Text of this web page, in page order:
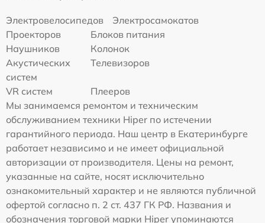
Электровелосипедов
Электросамокатов
Проекторов
Блоков питания
Наушников
Колонок
Акустических
систем
Телевизоров
VR систем
Плееров
Мы занимаемся ремонтом и техническим
обслуживанием техники Hiper по истечении
гарантийного периода. Наш центр в Екатеринбурге
работает независимо и не имеет официальной
авторизации от производителя. Цены на ремонт,
указанные на сайте, носят исключительно
ознакомительный характер и не являются публичной
офертой согласно п. 2 ст. 437 ГК РФ. Названия и
обозначения торговой марки Hiper упоминаются